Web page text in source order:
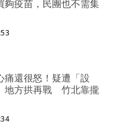
夠疫苗，民團也不需集
痛還很怒！疑遭「設
地方拱再戰 竹北靠攏